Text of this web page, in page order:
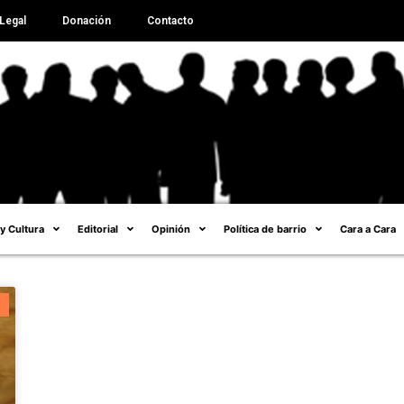
Donación Contacto
Cultura Editorial Opinión Política de barrio Cara a Cara